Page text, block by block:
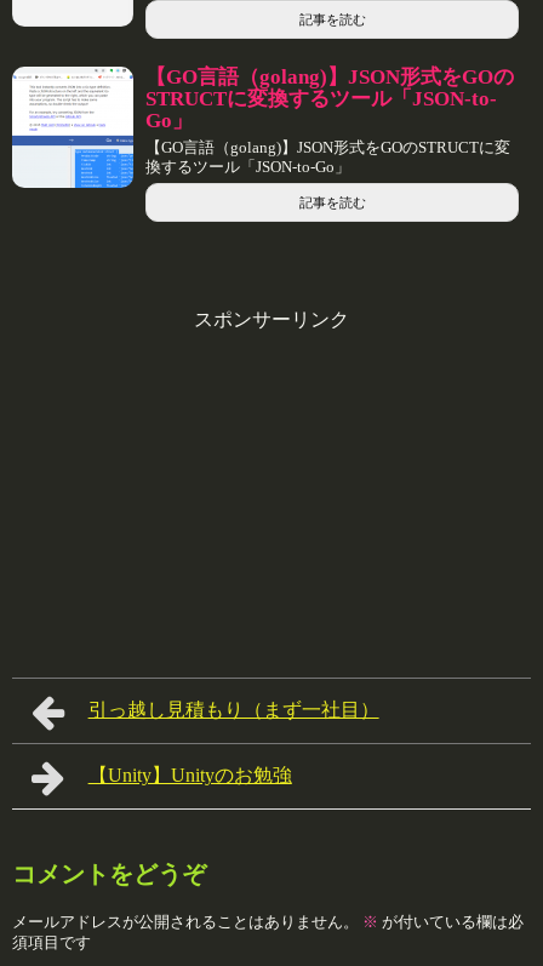
記事を読む
【GO言語（golang)】JSON形式をGOの
STRUCTに変換するツール「JSON-to-
Go」
【GO言語（golang)】JSON形式をGOのSTRUCTに変
換するツール「JSON-to-Go」
記事を読む
スポンサーリンク
引っ越し見積もり（まず一社目）
【Unity】Unityのお勉強
コメントをどうぞ
メールアドレスが公開されることはありません。 ※ が付いている欄は必
須項目です